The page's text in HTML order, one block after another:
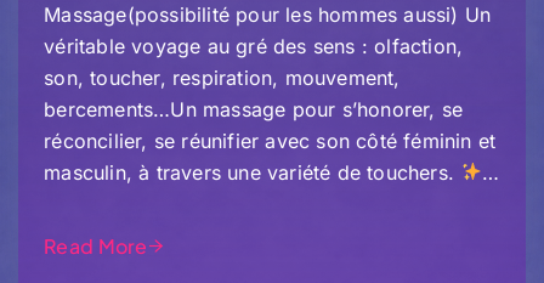
Massage(possibilité pour les hommes aussi) Un
véritable voyage au gré des sens : olfaction,
son, toucher, respiration, mouvement,
bercements…Un massage pour s’honorer, se
réconcilier, se réunifier avec son côté féminin et
masculin, à travers une variété de touchers.
…
Read More